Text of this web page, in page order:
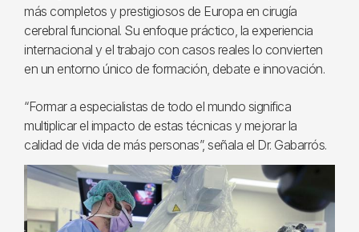
más completos y prestigiosos de Europa en cirugía
cerebral funcional. Su enfoque práctico, la experiencia
internacional y el trabajo con casos reales lo convierten
en un entorno único de formación, debate e innovación.
“Formar a especialistas de todo el mundo significa
multiplicar el impacto de estas técnicas y mejorar la
calidad de vida de más personas”, señala el Dr. Gabarrós.